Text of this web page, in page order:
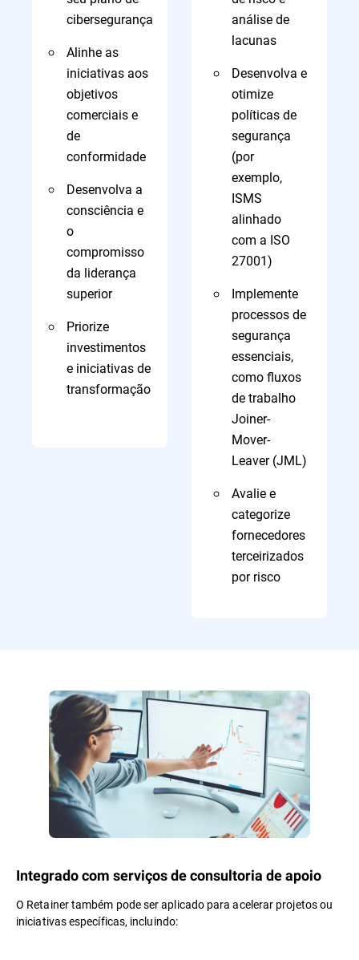
cibersegurança
Alinhe as
iniciativas aos
objetivos
comerciais e
de
conformidade
Desenvolva a
consciência e
o
compromisso
da liderança
superior
Priorize
investimentos
e iniciativas de
transformação
análise de
lacunas
Desenvolva e
otimize
políticas de
segurança
(por
exemplo,
ISMS
alinhado
com a ISO
27001)
Implemente
processos de
segurança
essenciais,
como fluxos
de trabalho
Joiner-
Mover-
Leaver (JML)
Avalie e
categorize
fornecedores
terceirizados
por risco
Integrado com serviços de consultoria de apoio
O Retainer também pode ser aplicado para acelerar projetos ou
iniciativas específicas, incluindo: